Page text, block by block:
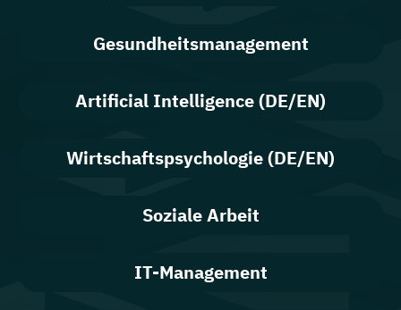
Gesundheitsmanagement
Artificial Intelligence (DE/EN)
Wirtschaftspsychologie (DE/EN)
Soziale Arbeit
IT-Management